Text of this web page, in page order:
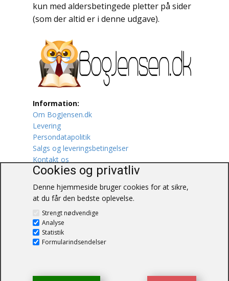
Landbrug / Skovbrug
Lokalhistorie / Topografi
Lufttrafik / Fly
Mad
Musik
Mytologi / Sagn / Sagaer
Naturen
Oldtidskundskab
Ordbøger
kun med aldersbetingede pletter på sider
(som der altid er i denne udgave).
Information:
Om BogJensen.dk
Levering
Persondatapolitik
Salgs og leveringsbetingelser
Kontakt os
Blåkærvej 25
6052 Viuf
Tlf.:60703190
Cookies og privatliv
Denne hjemmeside bruger cookies for at sikre,
at du får den bedste oplevelse.
Strengt nødvendige
Analyse
Statistik
Formularindsendelser